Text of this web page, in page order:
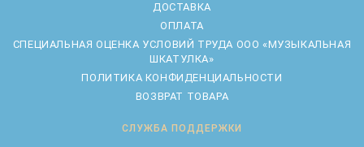
ДОСТАВКА
ОПЛАТА
CПЕЦИАЛЬНАЯ ОЦЕНКА УСЛОВИЙ ТРУДА ООО «МУЗЫКАЛЬНАЯ
ШКАТУЛКА»
ПОЛИТИКА КОНФИДЕНЦИАЛЬНОСТИ
ВОЗВРАТ ТОВАРА
СЛУЖБА ПОДДЕРЖКИ